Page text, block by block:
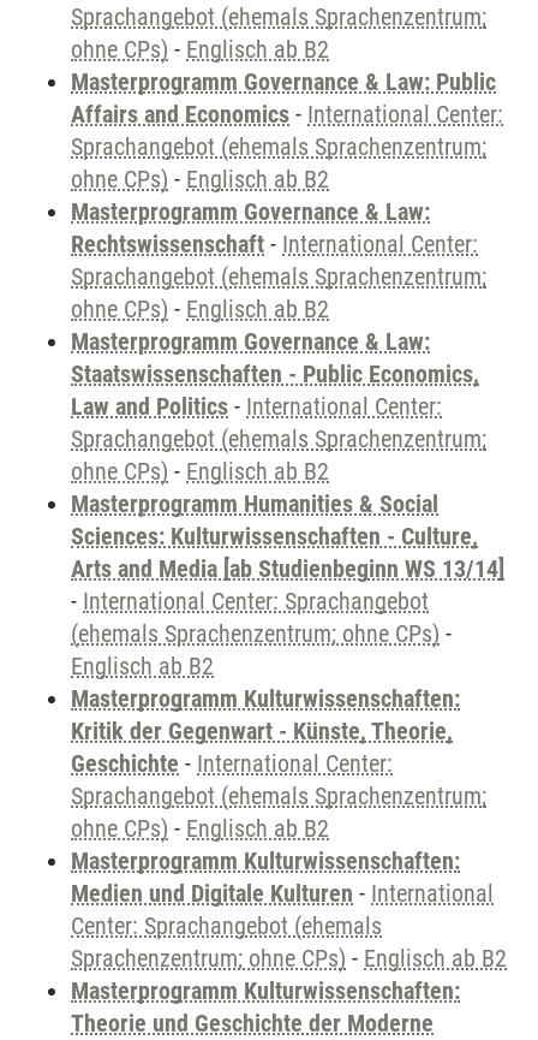
Sprachangebot (ehemals Sprachenzentrum;
ohne CPs) - Englisch ab B2
Masterprogramm Governance & Law: Public
Affairs and Economics - International Center:
Sprachangebot (ehemals Sprachenzentrum;
ohne CPs) - Englisch ab B2
Masterprogramm Governance & Law:
Rechtswissenschaft - International Center:
Sprachangebot (ehemals Sprachenzentrum;
ohne CPs) - Englisch ab B2
Masterprogramm Governance & Law:
Staatswissenschaften - Public Economics,
Law and Politics - International Center:
Sprachangebot (ehemals Sprachenzentrum;
ohne CPs) - Englisch ab B2
Masterprogramm Humanities & Social
Sciences: Kulturwissenschaften - Culture,
Arts and Media [ab Studienbeginn WS 13/14]
- International Center: Sprachangebot
(ehemals Sprachenzentrum; ohne CPs) -
Englisch ab B2
Masterprogramm Kulturwissenschaften:
Kritik der Gegenwart - Künste, Theorie,
Geschichte - International Center:
Sprachangebot (ehemals Sprachenzentrum;
ohne CPs) - Englisch ab B2
Masterprogramm Kulturwissenschaften:
Medien und Digitale Kulturen - International
Center: Sprachangebot (ehemals
Sprachenzentrum; ohne CPs) - Englisch ab B2
Masterprogramm Kulturwissenschaften:
Theorie und Geschichte der Moderne